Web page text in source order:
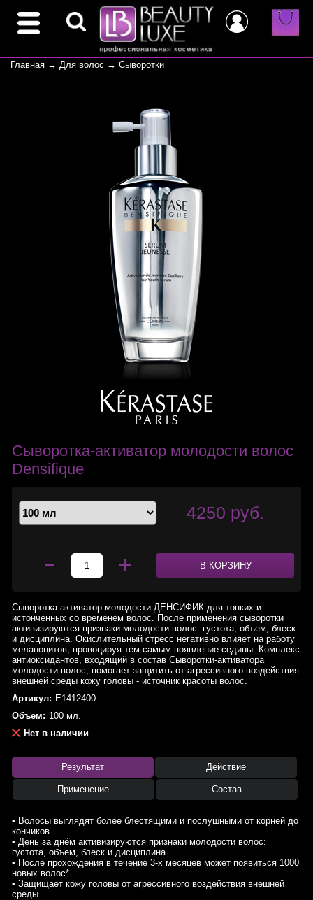
Главная → Для волос → Сыворотки
Сыворотка-активатор молодости волос
Densifique
4250 руб.
В КОРЗИНУ
Сыворотка-активатор молодости ДЕНСИФИК для тонких и
истонченных со временем волос. После применения сыворотки
активизируются признаки молодости волос: густота, объем, блеск
и дисциплина. Окислительный стресс негативно влияет на работу
меланоцитов, провоцируя тем самым появление седины. Комплекс
антиоксидантов, входящий в состав Сыворотки-активатора
молодости волос, помогает защитить от агрессивного воздействия
внешней среды кожу головы - источник красоты волос.
Артикул: E1412400
Объем: 100 мл.
Нет в наличии
Результат Действие
Применение Состав
• Волосы выглядят более блестящими и послушными от корней до
кончиков.
• День за днём активизируются признаки молодости волос:
густота, объем, блеск и дисциплина.
• После прохождения в течение 3-х месяцев может появиться 1000
новых волос*.
• Защищает кожу головы от агрессивного воздействия внешней
среды.